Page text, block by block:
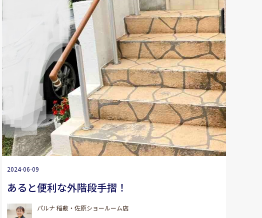
2024-06-09
あると便利な外階段手摺！
パルナ 稲敷・佐原ショールーム店